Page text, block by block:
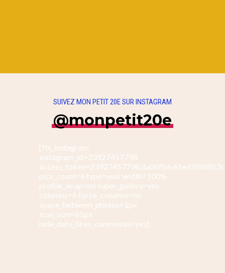
SUIVEZ MON PETIT 20E SUR INSTAGRAM
@monpetit20e
[fts_instagram
instagram_id=23927457798
pics_count=6 type=user width=100%
profile_wrap=no super_gallery=yes
columns=6 force_columns=no
space_between_photos=1px
icon_size=65px
hide_date_likes_comments=yes]